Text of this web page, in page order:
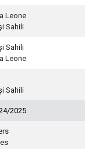
Leone
Sahili
Sahili
Leone
Sahili
2025